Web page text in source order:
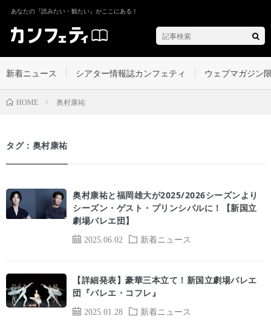
あなたの『読みたい・観たい』がここにある！
新着ニュース シアター情報誌カンフェティ ウェブマガジン
HOME 奥村康祐
タグ：奥村康祐
2025.06.02 新着ニュース
奥村康祐と福岡雄大が2025/2026シーズンより
シーズン・ゲスト・プリンシパルに！【新国立
劇場バレエ団】
2025.01.28 新着ニュース
【詳細発表】豪華三本立て！新国立劇場バレエ
団『バレエ・コフレ』